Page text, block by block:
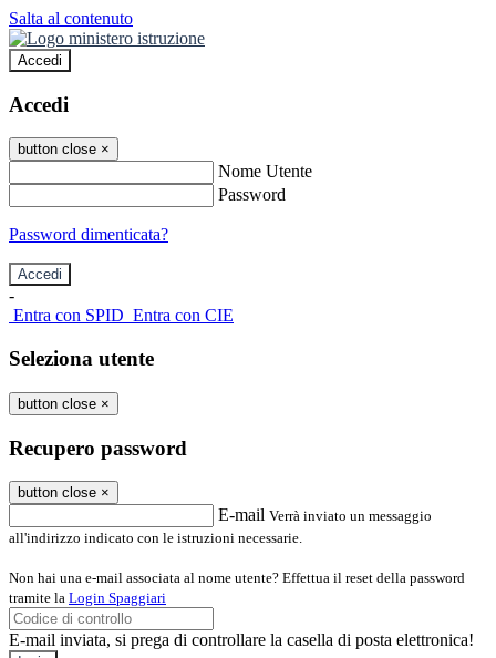
Salta al contenuto
Accedi
Accedi
button close ×
Nome Utente
Password
Password dimenticata?
-
Entra con SPID Entra con CIE
Seleziona utente
button close ×
Recupero password
button close ×
E-mail Verrà inviato un messaggio
all'indirizzo indicato con le istruzioni necessarie.
Non hai una e-mail associata al nome utente? Effettua il reset della password
tramite la Login Spaggiari
E-mail inviata, si prega di controllare la casella di posta elettronica!